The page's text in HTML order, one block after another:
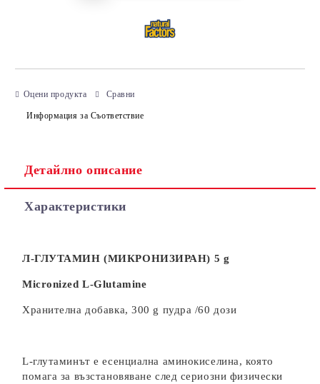
Оцени продукта Сравни
Информация за Съответствие
Детайлно описание
Характеристики
Л-ГЛУТАМИН (МИКРОНИЗИРАН) 5 g
Micronized L-Glutamine
Хранителна добавка, 300 g пудра /60 дози
L-глутаминът е есенциална аминокиселина, която
помага за възстановяване след сериозни физически